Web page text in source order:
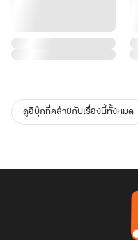
ดูอีบุ๊กที่คล้ายกับเรื่องนี้ทั้งหมด